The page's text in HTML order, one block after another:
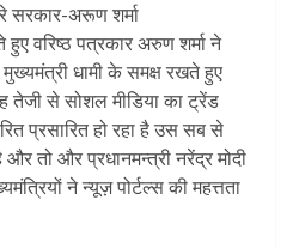
सरकार-अरूण शर्मा
वरिष्ठ पत्रकार अरुण शर्मा ने
मुख्यमंत्री धामी के समक्ष रखते हुए
तेजी से सोशल मीडिया का ट्रेंड
प्रसारित हो रहा है उस सब से
तो और प्रधानमन्त्री नरेंद्र मोदी
ने न्यूज़ पोर्टल्स की महत्तता